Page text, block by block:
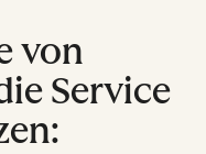
von
Service